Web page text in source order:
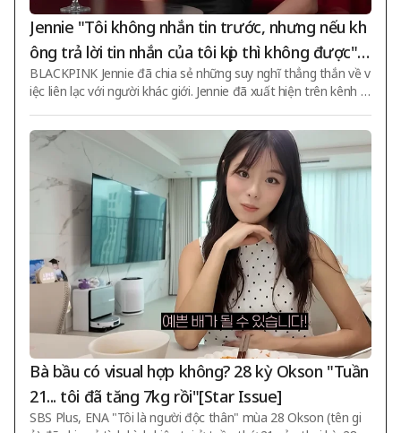
Jennie "Tôi không nhắn tin trước, nhưng nếu kh
ông trả lời tin nhắn của tôi kịp thì không được"
Thẳng thắn đầy ắp [Star Issue]
BLACKPINK Jennie đã chia sẻ những suy nghĩ thẳng thắn về v
iệc liên lạc với người khác giới. Jennie đã xuất hiện trên kênh Y
huyện về nhiều chủ đề với biên tập viên Willa Bennett. Hôm đ
ó, khi được nói rằng "chàng trai mà tôi đang hẹn hò cứ thay đ
ổi trạng thái Facebook nhưng trả lời tin nhắn của tôi sau vài g
iờ", Jennie nói "Không được. Đó là dấu hiệu nguy hiểm" và tiế
p tục "Thay đổi trạng thái Facebook mà không trả lời tin nhắn?
Điều đó h
Bà bầu có visual hợp không? 28 kỳ Okson "Tuần
21... tôi đã tăng 7kg rồi"[Star Issue]
SBS Plus, ENA "Tôi là người độc thân" mùa 28 Okson (tên gi